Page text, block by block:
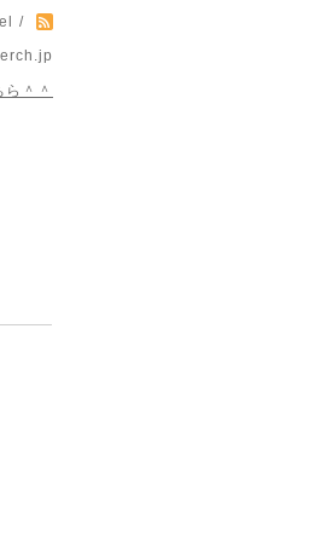
/
＾＾